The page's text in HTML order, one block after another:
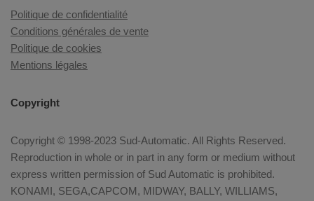
Politique de confidentialité
Conditions générales de vente
Politique de cookies
Mentions légales
Copyright
Copyright © 1998-2023 Sud-Automatic. All Rights Reserved.
Reproduction in whole or in part in any form or medium without
express written permission of Sud Automatic is prohibited.
KONAMI, SEGA,CAPCOM, MIDWAY, BALLY, WILLIAMS,